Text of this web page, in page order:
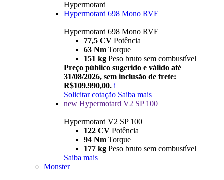
Hypermotard
Hypermotard 698 Mono RVE
Hypermotard 698 Mono RVE
77,5 CV Potência
63 Nm Torque
151 kg Peso bruto sem combustível
Preço público sugerido e válido até
31/08/2026, sem inclusão de frete:
R$109.990,00. i
Solicitar cotação Saiba mais
new Hypermotard V2 SP 100
Hypermotard V2 SP 100
122 CV Potência
94 Nm Torque
177 kg Peso bruto sem combustível
Saiba mais
Monster